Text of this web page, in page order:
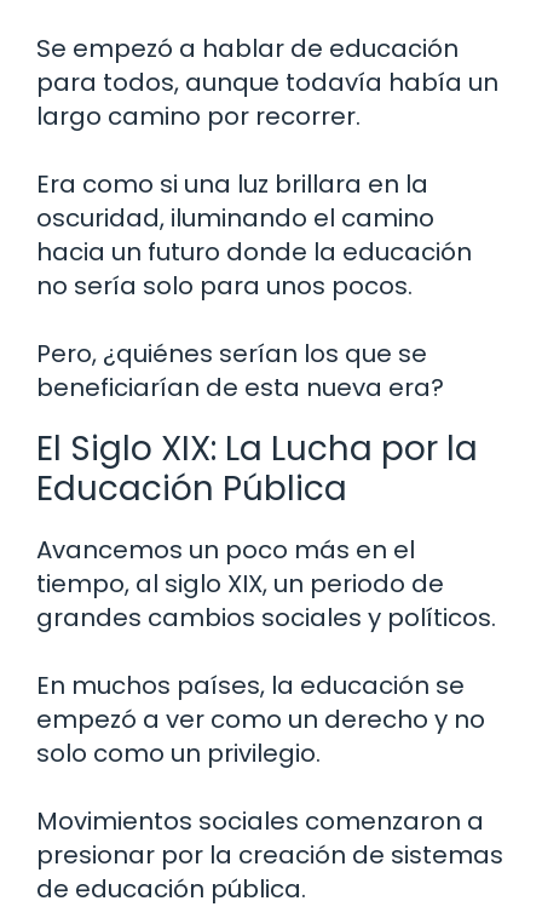
Se empezó a hablar de educación
para todos, aunque todavía había un
largo camino por recorrer.
Era como si una luz brillara en la
oscuridad, iluminando el camino
hacia un futuro donde la educación
no sería solo para unos pocos.
Pero, ¿quiénes serían los que se
beneficiarían de esta nueva era?
El Siglo XIX: La Lucha por la
Educación Pública
Avancemos un poco más en el
tiempo, al siglo XIX, un periodo de
grandes cambios sociales y políticos.
En muchos países, la educación se
empezó a ver como un derecho y no
solo como un privilegio.
Movimientos sociales comenzaron a
presionar por la creación de sistemas
de educación pública.